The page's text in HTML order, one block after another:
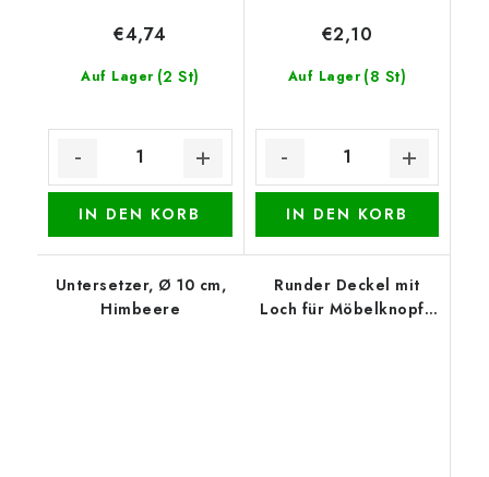
Auf Lager (2 St)
€4,74
IN DEN KORB
Auf Lager (8 St)
€2,10
IN DEN KORB
Untersetzer, Ø 10 cm,
Himbeere
Runder Deckel mit
Loch für Möbelknopf -